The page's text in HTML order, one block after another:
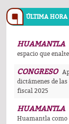
ÚLTIMA HORA
HUAMANTLA
espacio que
CONGRESO
dictámenes de
fiscal 2025
HUAMANTLA
Huamantla